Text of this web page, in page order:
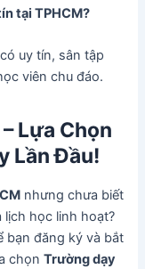
tại TPHCM?
uy tín, sân tập
viên chu đáo.
Lựa Chọn
Lần Đầu!
nhưng chưa biết
học linh hoạt?
bạn đăng ký và bắt
chọnTrường dạy